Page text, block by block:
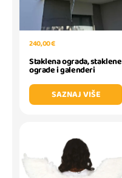
240,00 €
Staklena ograda, staklene
ograde i galenderi
SAZNAJ VIŠE